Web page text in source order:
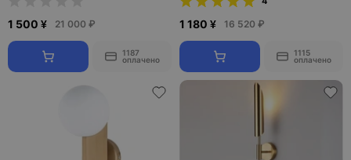
1 500 ¥ 21 000 ₽
1187
оплачено
1 180 ¥ 16 520 ₽
1115
оплачено